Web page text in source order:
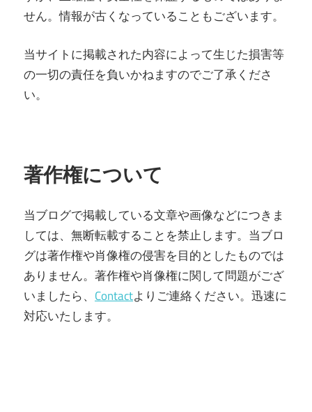
せん。情報が古くなっていることもございます。
当サイトに掲載された内容によって生じた損害等
の一切の責任を負いかねますのでご了承くださ
い。
著作権について
当ブログで掲載している文章や画像などにつきま
しては、無断転載することを禁止します。当ブロ
グは著作権や肖像権の侵害を目的としたものでは
ありません。著作権や肖像権に関して問題がござ
いましたら、 Contactよりご連絡ください。迅速に
対応いたします。